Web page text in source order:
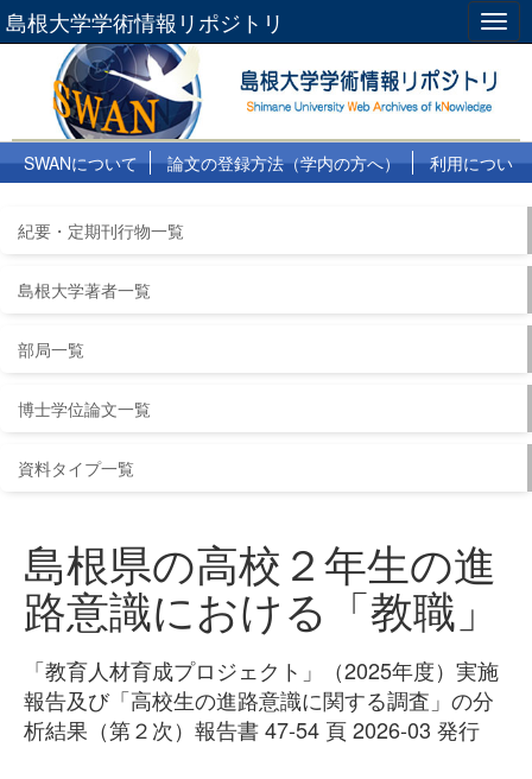
島根大学学術情報リポジトリ
SWANについて 論文の登録方法（学内の方へ）
利用につい
紀要・定期刊行物一覧
島根大学著者一覧
部局一覧
博士学位論文一覧
資料タイプ一覧
島根県の高校２年生の進
路意識における「教職」
「教育人材育成プロジェクト」（2025年度）実施
報告及び「高校生の進路意識に関する調査」の分
析結果（第２次）報告書 47-54 頁 2026-03 発行